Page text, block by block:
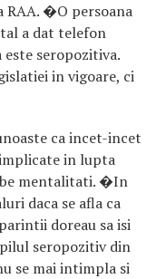
RAA. �O persoana
a dat telefon
seropozitiva.
in vigoare, ci
ca incet-incet
in lupta
mentalitati. �In
daca se afla ca
doreau sa isi
seropozitiv din
se mai intimpla si